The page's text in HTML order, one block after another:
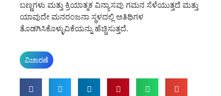
ಬಣ್ಣಗಳು ಮತ್ತು ಕ್ರಿಯಾತ್ಮಕ ವಿನ್ಯಾಸವು ಗಮನ ಸೆಳೆಯುತ್ತದೆ ಮತ್ತು
ಯಾವುದೇ ಮನರಂಜನಾ ಸ್ಥಳದಲ್ಲಿ ಅತಿಥಿಗಳ
ತೊಡಗಿಸಿಕೊಳ್ಳುವಿಕೆಯನ್ನು ಹೆಚ್ಚಿಸುತ್ತದೆ.
ವಿಚಾರಣೆ